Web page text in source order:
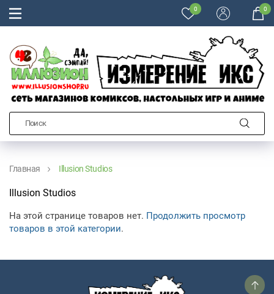
0 0
Главная Illusion Studios
Illusion Studios
На этой странице товаров нет. Продолжить просмотр
товаров в этой категории.